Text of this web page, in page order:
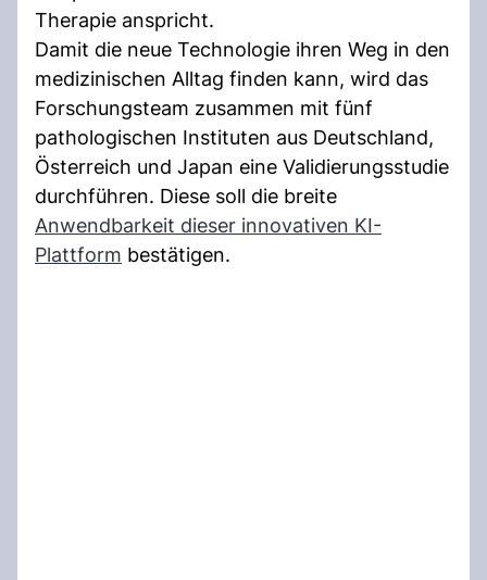
Therapie anspricht.
Damit die neue Technologie ihren Weg in den
medizinischen Alltag finden kann, wird das
Forschungsteam zusammen mit fünf
pathologischen Instituten aus Deutschland,
Österreich und Japan eine Validierungsstudie
durchführen. Diese soll die breite
Anwendbarkeit dieser innovativen KI-
Plattform bestätigen.